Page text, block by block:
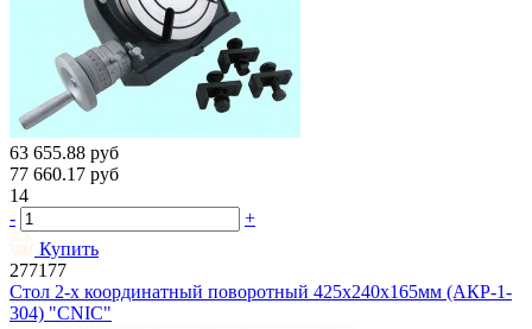
63 655.88 руб
77 660.17 руб
14
-
+
Купить
277177
Стол 2-х координатный поворотный 425х240х165мм (АКР-1-
304) "CNIC"